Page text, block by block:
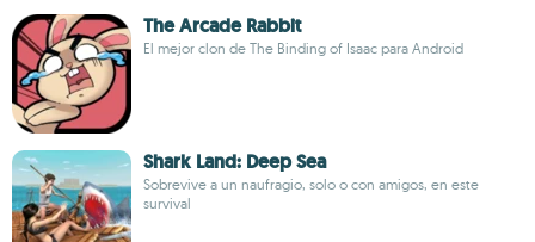
The Arcade Rabbit
El mejor clon de The Binding of Isaac para Android
Shark Land: Deep Sea
Sobrevive a un naufragio, solo o con amigos, en este
survival